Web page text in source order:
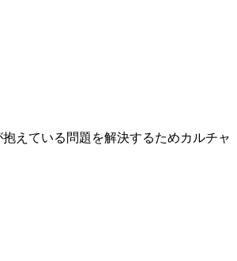
えている問題を解決するためカルチャ